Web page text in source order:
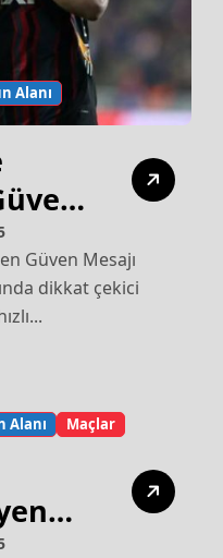
Alanı
dikkat çekici
Alanı Maçlar